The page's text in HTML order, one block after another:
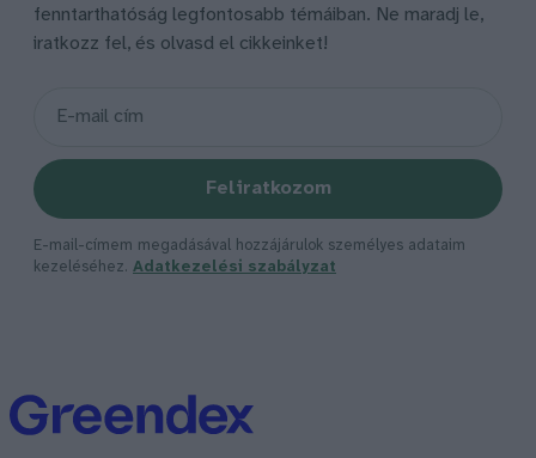
fenntarthatóság legfontosabb témáiban. Ne maradj le,
iratkozz fel, és olvasd el cikkeinket!
Feliratkozom
E-mail-címem megadásával hozzájárulok személyes adataim
kezeléséhez. Adatkezelési szabályzat